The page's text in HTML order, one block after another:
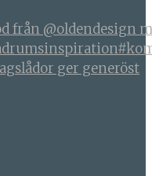
ger generöst